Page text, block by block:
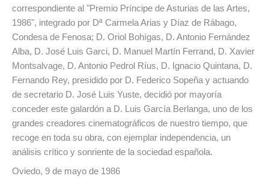
correspondiente al "Premio Príncipe de Asturias de las Artes,
1986", integrado por Dª Carmela Arias y Díaz de Rábago,
Condesa de Fenosa; D. Oriol Bohígas, D. Antonio Fernández
Alba, D. José Luis Garci, D. Manuel Martín Ferrand, D. Xavier
Montsalvage, D. Antonio Pedrol Ríus, D. Ignacio Quintana, D.
Fernando Rey, presidido por D. Federico Sopeña y actuando
de secretario D. José Luis Yuste, decidió por mayoría
conceder este galardón a D. Luis García Berlanga, uno de los
grandes creadores cinematográficos de nuestro tiempo, que
recoge en toda su obra, con ejemplar independencia, un
análisis crítico y sonriente de la sociedad española.
Oviedo, 9 de mayo de 1986